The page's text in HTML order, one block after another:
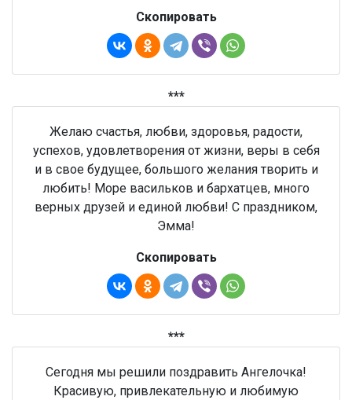
Скопировать
***
Желаю счастья, любви, здоровья, радости,
успехов, удовлетворения от жизни, веры в себя
и в свое будущее, большого желания творить и
любить! Море васильков и бархатцев, много
верных друзей и единой любви! С праздником,
Эмма!
Скопировать
***
Сегодня мы решили поздравить Ангелочка!
Красивую, привлекательную и любимую